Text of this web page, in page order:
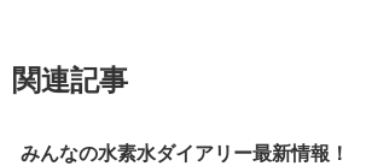
関連記事
みんなの水素水ダイアリー最新情報！